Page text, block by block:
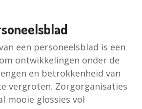
een personeelsblad is een
ontwikkelingen onder de
en betrokkenheid van
vergroten. Zorgorganisaties
mooie glossies vol